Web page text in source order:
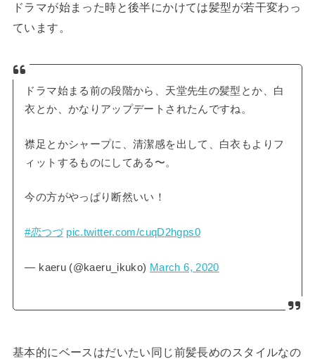
ドラマが始まった時と後半にかけては髪型が若干変わっ
ています。
ドラマ始まる前の段階から、天堂先生の髪型とか、白
衣とか、かなりアップデートされたんですね。
襟足とかシャープに、清潔感を出して、白衣もよりフ
ィットするものにしてある〜。
今の方がやっぱり断然いい！
#恋つづ pic.twitter.com/cuqD2hgps0
— kaeru (@kaeru_ikuko) March 6, 2020
基本的にベースはだいたい同じ前髪長めのスタイルなの